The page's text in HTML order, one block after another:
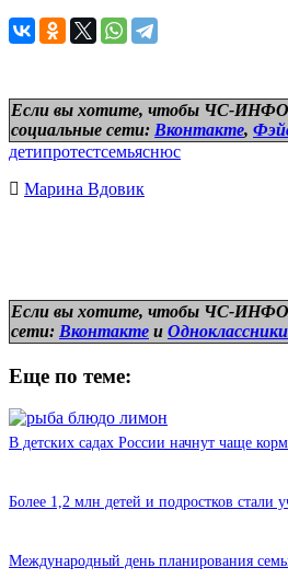
Если вы хотите, чтобы ЧС-ИНФО
социальные сети: Вконтакте,
детипротестсемьяснюс
Марина Вдовик
Если вы хотите, чтобы ЧС-ИНФО
сети: Вконтакте и Одноклассники
Еще по теме:
В детских садах России начнут чаще
Более 1,2 млн детей и подростков стали
Международный день планирования